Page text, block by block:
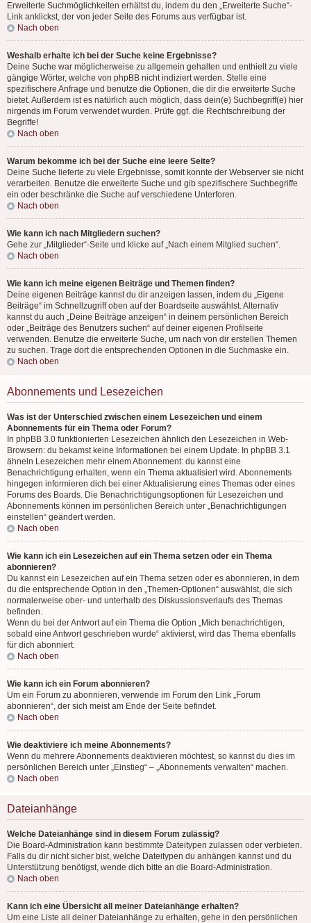
Erweiterte Suchmöglichkeiten erhältst du, indem du den „Erweiterte Suche“-
Link anklickst, der von jeder Seite des Forums aus verfügbar ist.
Nach oben
Weshalb erhalte ich bei der Suche keine Ergebnisse?
Deine Suche war möglicherweise zu allgemein gehalten und enthielt zu viele
gängige Wörter, welche von phpBB nicht indiziert werden. Stelle eine
spezifischere Anfrage und benutze die Optionen, die dir die erweiterte Suche
bietet. Außerdem ist es natürlich auch möglich, dass dein(e) Suchbegriff(e) hier
nirgends im Forum verwendet wurden. Prüfe ggf. die Rechtschreibung der
Begriffe!
Nach oben
Warum bekomme ich bei der Suche eine leere Seite?
Deine Suche lieferte zu viele Ergebnisse, somit konnte der Webserver sie nicht
verarbeiten. Benutze die erweiterte Suche und gib spezifischere Suchbegriffe
ein oder beschränke die Suche auf verschiedene Unterforen.
Nach oben
Wie kann ich nach Mitgliedern suchen?
Gehe zur „Mitglieder“-Seite und klicke auf „Nach einem Mitglied suchen“.
Nach oben
Wie kann ich meine eigenen Beiträge und Themen finden?
Deine eigenen Beiträge kannst du dir anzeigen lassen, indem du „Eigene
Beiträge“ im Schnellzugriff oben auf der Boardseite auswählst. Alternativ
kannst du auch „Deine Beiträge anzeigen“ in deinem persönlichen Bereich
oder „Beiträge des Benutzers suchen“ auf deiner eigenen Profilseite
verwenden. Benutze die erweiterte Suche, um nach von dir erstellen Themen
zu suchen. Trage dort die entsprechenden Optionen in die Suchmaske ein.
Nach oben
Abonnements und Lesezeichen
Was ist der Unterschied zwischen einem Lesezeichen und einem
Abonnements für ein Thema oder Forum?
In phpBB 3.0 funktionierten Lesezeichen ähnlich den Lesezeichen in Web-
Browsern: du bekamst keine Informationen bei einem Update. In phpBB 3.1
ähneln Lesezeichen mehr einem Abonnement: du kannst eine
Benachrichtigung erhalten, wenn ein Thema aktualisiert wird. Abonnements
hingegen informieren dich bei einer Aktualisierung eines Themas oder eines
Forums des Boards. Die Benachrichtigungsoptionen für Lesezeichen und
Abonnements können im persönlichen Bereich unter „Benachrichtigungen
einstellen“ geändert werden.
Nach oben
Wie kann ich ein Lesezeichen auf ein Thema setzen oder ein Thema
abonnieren?
Du kannst ein Lesezeichen auf ein Thema setzen oder es abonnieren, in dem
du die entsprechende Option in den „Themen-Optionen“ auswählst, die sich
normalerweise ober- und unterhalb des Diskussionsverlaufs des Themas
befinden.
Wenn du bei der Antwort auf ein Thema die Option „Mich benachrichtigen,
sobald eine Antwort geschrieben wurde“ aktivierst, wird das Thema ebenfalls
für dich abonniert.
Nach oben
Wie kann ich ein Forum abonnieren?
Um ein Forum zu abonnieren, verwende im Forum den Link „Forum
abonnieren“, der sich meist am Ende der Seite befindet.
Nach oben
Wie deaktiviere ich meine Abonnements?
Wenn du mehrere Abonnements deaktivieren möchtest, so kannst du dies im
persönlichen Bereich unter „Einstieg“ – „Abonnements verwalten“ machen.
Nach oben
Dateianhänge
Welche Dateianhänge sind in diesem Forum zulässig?
Die Board-Administration kann bestimmte Dateitypen zulassen oder verbieten.
Falls du dir nicht sicher bist, welche Dateitypen du anhängen kannst und du
Unterstützung benötigst, wende dich bitte an die Board-Administration.
Nach oben
Kann ich eine Übersicht all meiner Dateianhänge erhalten?
Um eine Liste all deiner Dateianhänge zu erhalten, gehe in den persönlichen